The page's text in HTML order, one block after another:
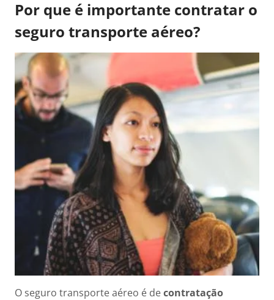
Por que é importante contratar o
seguro transporte aéreo?
O seguro transporte aéreo é decontratação